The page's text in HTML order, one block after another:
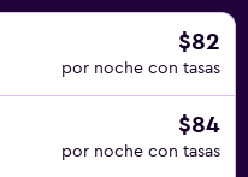
$82
por noche con tasas
$84
por noche con tasas